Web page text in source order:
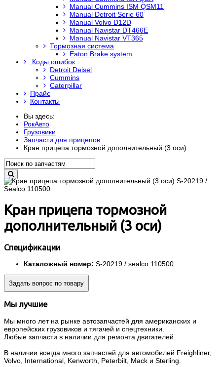
Manual Cummins ISM QSM11
Manual Detroit Serie 60
Manual Volvo D12D
Manual Navistar DT466E
Manual Navistar VT365
Тормозная система
Eaton Brake system
Коды ошибок
Detroit Deisel
Cummins
Caterpillar
Прайс
Контакты
Вы здесь:
РокАвто
Грузовики
Запчасти для прицепов
Кран прицепа тормозной дополнительный (3 оси)
Кран прицепа тормозной
дополнительный (3 оси)
Спецификации
Каталожный номер: S-20219 / sealco 110500
Задать вопрос по товару
Мы лучшие
Мы много лет на рынке автозапчастей для американских и
европейских грузовиков и тягачей и спецтехники.
Любые запчасти в наличии для ремонта двигателей.
В наличии всегда много запчастей для автомобилей Freighliner,
Volvo, International, Kenworth, Peterbilt, Mack и Sterling.